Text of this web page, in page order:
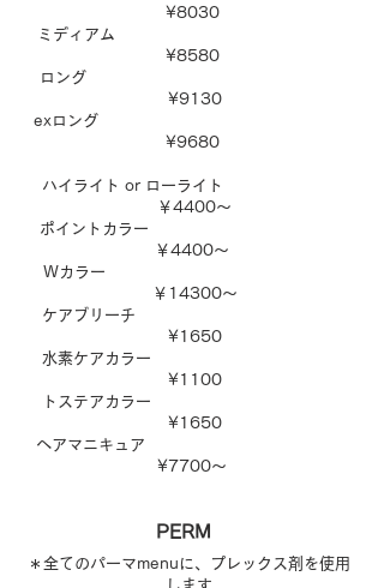
¥8030
ミディアム
¥8580
ロング
¥9130
exロング
¥9680
ハイライト or ローライト
￥4400～
ポイントカラー
￥4400～
Ｗカラー
￥14300～
ケアブリーチ
¥1650
水素ケアカラー
¥1100​
トステアカラー
¥1650
​ヘアマニキュア
¥7700〜
PE RM
＊全てのパーマmenuに、プレックス剤を使用